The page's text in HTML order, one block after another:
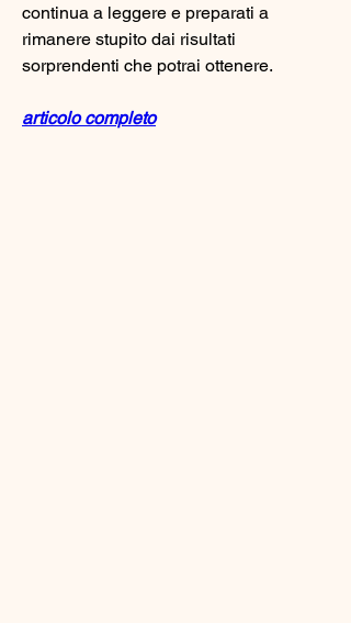
continua a leggere e preparati a
rimanere stupito dai risultati
sorprendenti che potrai ottenere.
articolo completo